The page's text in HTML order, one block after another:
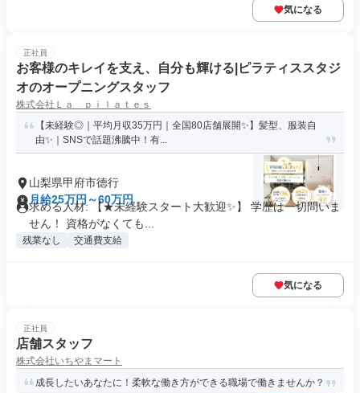
気になる
正社員
お客様のキレイを支え、自分も輝ける|ピラティススタジ
オのオープニングスタッフ
株式会社Ｌａ ｐｉｌａｔｅｓ
【未経験◎｜平均月収35万円｜全国80店舗展開✨】髪型、服装自
由✨｜SNSで話題沸騰中！有...
山梨県甲府市徳行
月給25万円～60万円
求める人材: 【★未経験スタート大歓迎✨】 学歴は一切問いま
せん！ 資格がなくても...
残業なし 交通費支給
気になる
正社員
店舗スタッフ
株式会社いちやまマート
成長したいあなたに！柔軟な働き方ができる職場で働きませんか？